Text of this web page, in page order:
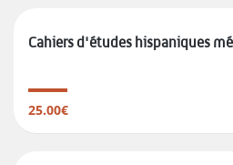
Cahiers d'études hispaniques
25.00€